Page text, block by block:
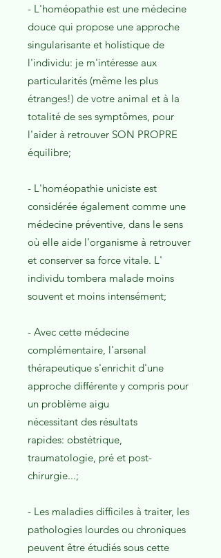
- L'homéopathie est une médecine
douce qui propose une approche
singularisante et holistique de
l'individu: je m'intéresse aux
particularités (même les plus
étranges!) de votre animal et à la
totalité de ses symptômes, pour
l'aider à retrouver SON PROPRE
équilibre;
- L'homéopathie uniciste est
considérée également comme une
médecine préventive, dans le sens
où elle aide l'organisme à retrouver
et conserver sa force vitale. L'
individu tombera malade moins
souvent et moins intensément;
- Avec cette médecine
complémentaire, l'arsenal
thérapeutique s'enrichit d'une
approche différente y compris pour
un problème aigu
nécessitant des résultats
rapides: obstétrique,
traumatologie, pré et post-
chirurgie...;
- Les maladies difficiles à traiter, les
pathologies lourdes ou chroniques
peuvent être étudiés sous cette